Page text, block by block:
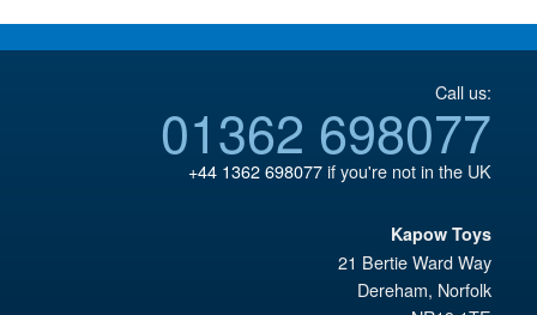
Call us:
01362 698077
+44 1362 698077if you're not in the UK
Kapow Toys
21 Bertie Ward Way
Dereham, Norfolk